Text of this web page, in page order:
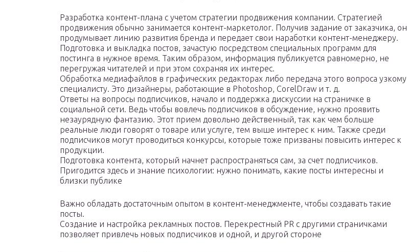
Разработка контент-плана с учетом стратегии продвижения компании. Стратегией
продвижения обычно занимается контент-маркетолог. Получив задание от заказчика, он
продумывает линию развития бренда и передает свои наработки контент-менеджеру.
Подготовка и выкладка постов, зачастую посредством специальных программ для
постинга в нужное время. Таким образом, информация публикуется равномерно, не
перегружая читателей и при этом сохраняя их интерес.
Обработка медиафайлов в графических редакторах либо передача этого вопроса узкому
специалисту. Это дизайнеры, работающие в Photoshop, CorelDraw и т. д.
Ответы на вопросы подписчиков, начало и поддержка дискуссии на страничке в
социальной сети. Ведь чтобы вовлечь подписчиков в обсуждение, нужно проявить
незаурядную фантазию. Этот прием довольно действенный, так как чем больше
реальные люди говорят о товаре или услуге, тем выше интерес к ним. Также среди
подписчиков могут проводиться конкурсы, которые тоже призваны повысить интерес к
продукции.
Подготовка контента, который начнет распространяться сам, за счет подписчиков.
Пригодится здесь и знание психологии: нужно понимать, какие посты интересны и
близки публике
Важно обладать достаточным опытом в контент-менеджменте, чтобы создавать такие
посты.
Создание и настройка рекламных постов. Перекрестный PR с другими страничками
позволяет привлечь новых подписчиков и одной, и другой стороне